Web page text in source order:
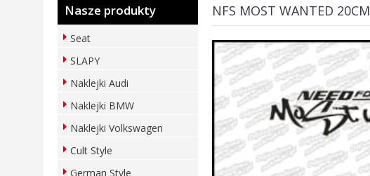
Nasze produkty
Seat
SLAPY
Naklejki Audi
Naklejki BMW
Naklejki Volkswagen
Cult Style
German Style
NFS MOST WANTED 20CM